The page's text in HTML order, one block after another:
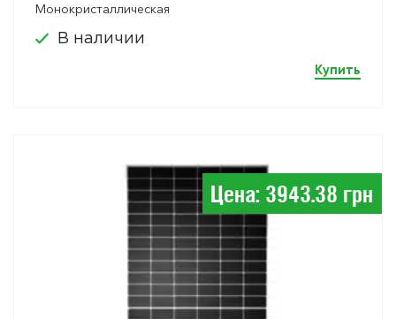
Монокристаллическая
В наличии
Купить
Цена: 3943.38 грн